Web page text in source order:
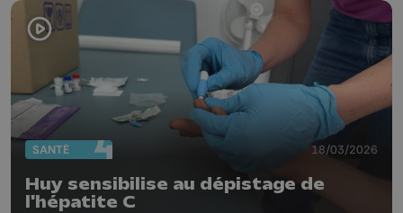
SANTÉ 18/03/2026
Huy sensibilise au dépistage de
l'hépatite C